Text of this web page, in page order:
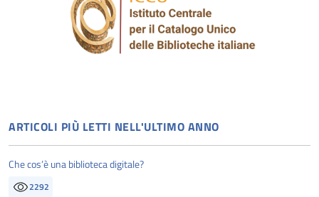
ARTICOLI PIÙ LETTI NELL'ULTIMO ANNO
Che cos’è una biblioteca digitale?
2292